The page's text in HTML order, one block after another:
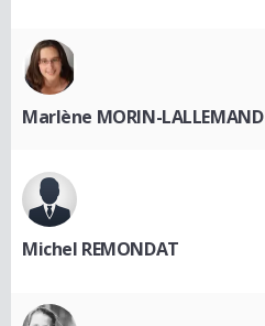
Marlène MORIN-LALLEMAND
Michel REMONDAT